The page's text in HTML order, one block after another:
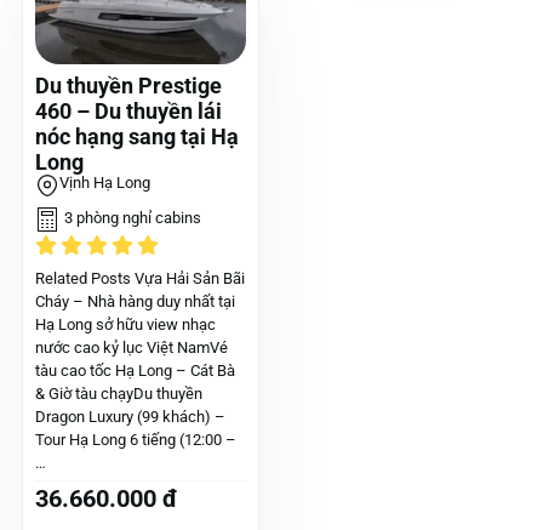
Du thuyền Prestige
460 – Du thuyền lái
nóc hạng sang tại Hạ
Long
Vịnh Hạ Long
3 phòng nghỉ cabins
Related Posts Vựa Hải Sản Bãi
Cháy – Nhà hàng duy nhất tại
Hạ Long sở hữu view nhạc
nước cao kỷ lục Việt NamVé
tàu cao tốc Hạ Long – Cát Bà
& Giờ tàu chạyDu thuyền
Dragon Luxury (99 khách) –
Tour Hạ Long 6 tiếng (12:00 –
…
36.660.000 đ